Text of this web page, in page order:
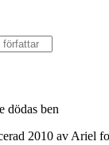
2010 av Ariel